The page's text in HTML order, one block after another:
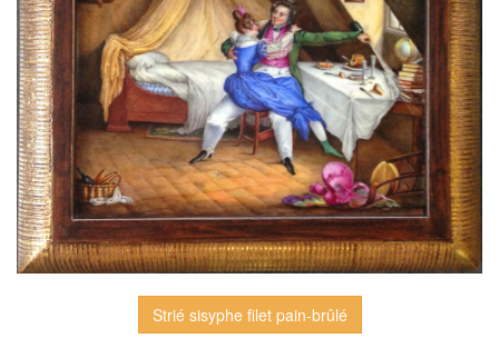
Strié sisyphe filet pain-brûlé